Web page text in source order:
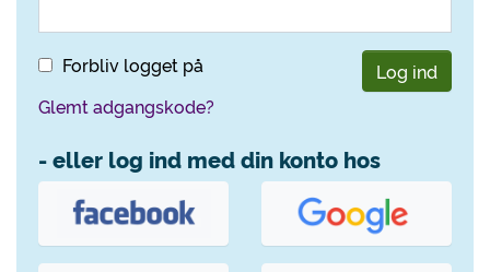
Forbliv logget på
Log ind
Glemt adgangskode?
- eller log ind med din konto hos